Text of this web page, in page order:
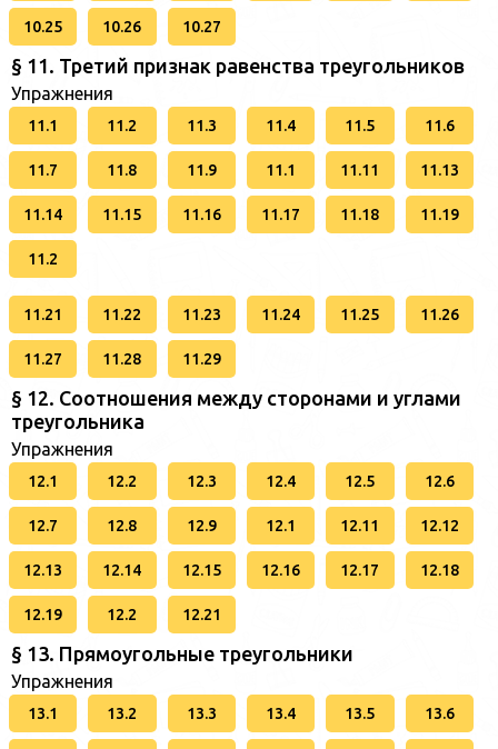
10.25 10.26 10.27
§ 11. Третий признак равенства треугольников
Упражнения
11.1 11.2 11.3 11.4 11.5 11.6
11.7 11.8 11.9 11.1 11.11 11.13
11.14 11.15 11.16 11.17 11.18 11.19
11.2
11.21 11.22 11.23 11.24 11.25 11.26
11.27 11.28 11.29
§ 12. Соотношения между сторонами и углами
треугольника
Упражнения
12.1 12.2 12.3 12.4 12.5 12.6
12.7 12.8 12.9 12.1 12.11 12.12
12.13 12.14 12.15 12.16 12.17 12.18
12.19 12.2 12.21
§ 13. Прямоугольные треугольники
Упражнения
13.1 13.2 13.3 13.4 13.5 13.6